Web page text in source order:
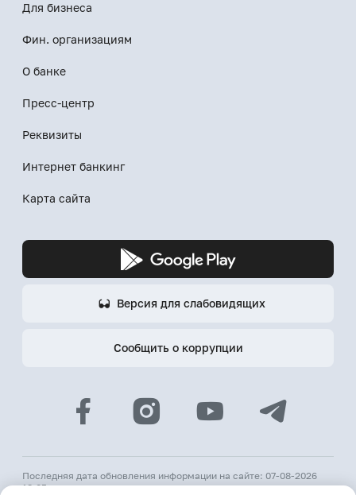
Для бизнеса
Фин. организациям
О банке
Пресс-центр
Реквизиты
Интернет банкинг
Карта сайта
Версия для слабовидящих
Сообщить о коррупции
Последняя дата обновления информации на сайте: 07-08-2026
18:05